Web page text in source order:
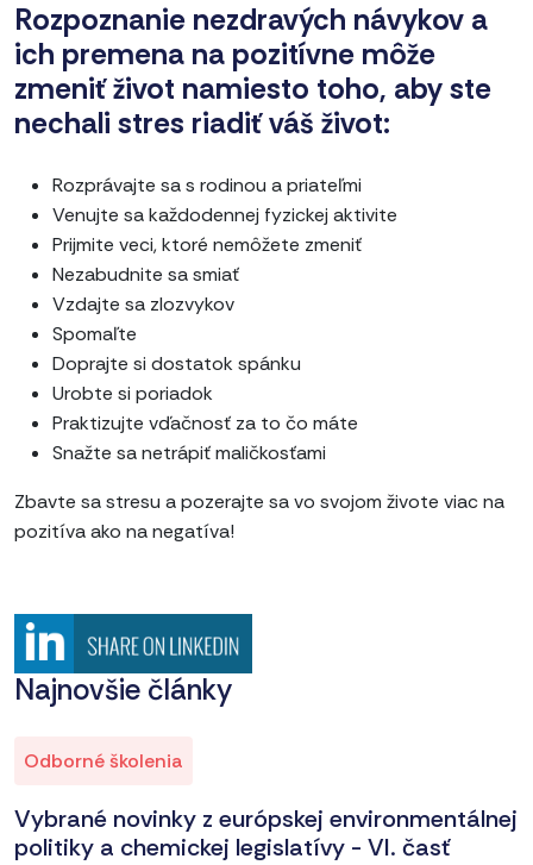
Rozpoznanie nezdravých návykov a
ich premena na pozitívne môže
zmeniť život namiesto toho, aby ste
nechali stres riadiť váš život:
Rozprávajte sa s rodinou a priateľmi
Venujte sa každodennej fyzickej aktivite
Prijmite veci, ktoré nemôžete zmeniť
Nezabudnite sa smiať
Vzdajte sa zlozvykov
Spomaľte
Doprajte si dostatok spánku
Urobte si poriadok
Praktizujte vďačnosť za to čo máte
Snažte sa netrápiť maličkosťami
Zbavte sa stresu a pozerajte sa vo svojom živote viac na
pozitíva ako na negatíva!
Najnovšie články
Odborné školenia
Vybrané novinky z európskej environmentálnej
politiky a chemickej legislatívy - VI. časť